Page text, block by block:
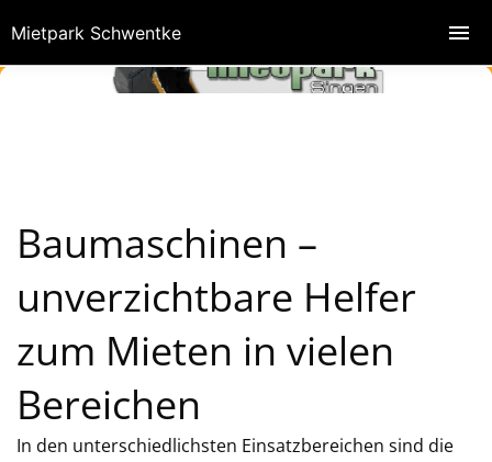
Baumaschinen –
unverzichtbare Helfer
zum Mieten in vielen
Bereichen
In den unterschiedlichsten Einsatzbereichen sind die
Mietpark Schwentke